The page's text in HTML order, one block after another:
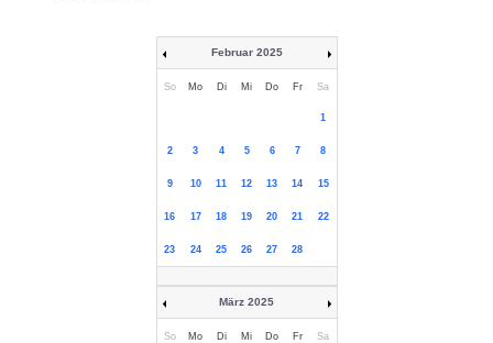
Februar 2025
So Mo Di Mi Do Fr Sa
1
2 3 4 5 6 7 8
9 10 11 12 13 14 15
16 17 18 19 20 21 22
23 24 25 26 27 28
März 2025
So Mo Di Mi Do Fr Sa